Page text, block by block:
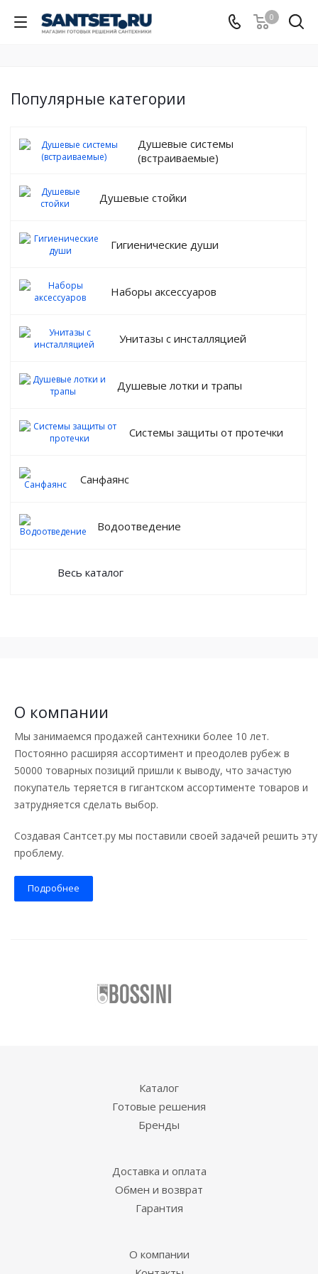
0
Популярные категории
Душевые системы
(встраиваемые)
Душевые стойки
Гигиенические души
Наборы аксессуаров
Унитазы с инсталляцией
Душевые лотки и трапы
Системы защиты от протечки
Санфаянс
Водоотведение
Весь каталог
О компании
Мы занимаемся продажей сантехники более 10 лет.
Постоянно расширяя ассортимент и преодолев рубеж в
50000 товарных позиций пришли к выводу, что зачастую
покупатель теряется в гигантском ассортименте товаров и
затрудняется сделать выбор.
Создавая Сантсет.ру мы поставили своей задачей решить эту
проблему.
Подробнее
Каталог
Готовые решения
Бренды
Доставка и оплата
Обмен и возврат
Гарантия
О компании